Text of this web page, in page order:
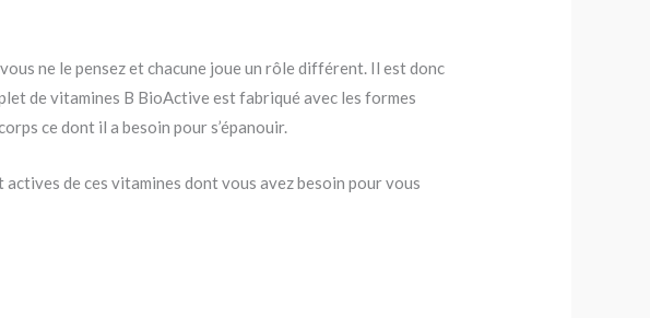
ne le pensez et chacune joue un rôle différent. Il est donc
de vitamines B BioActive est fabriqué avec les formes
ce dont il a besoin pour s’épanouir.
de ces vitamines dont vous avez besoin pour vous